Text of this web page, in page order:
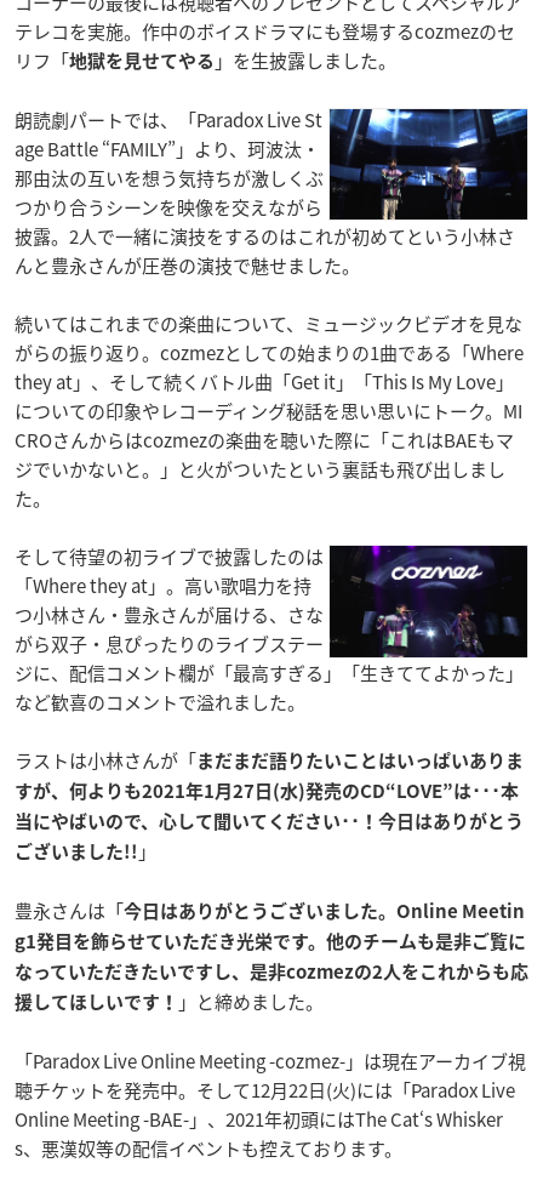
テレコを実施。作中のボイスドラマにも登場するcozmezのセ
リフ「地獄を見せてやる 」を生披露しました。
朗読劇パートでは、「Paradox Live St
age Battle “FAMILY”」より、珂波汰・
那由汰の互いを想う気持ちが激しくぶ
つかり合うシーンを映像を交えながら
披露。2人で一緒に演技をするのはこれが初めてという小林さ
んと豊永さんが圧巻の演技で魅せました。
続いてはこれまでの楽曲について、ミュージックビデオを見な
がらの振り返り。cozmezとしての始まりの1曲である「Where
they at」、そして続くバトル曲「Get it」「This Is My Love」
についての印象やレコーディング秘話を思い思いにトーク。MI
CROさんからはcozmezの楽曲を聴いた際に「これはBAEもマ
ジでいかないと。」と火がついたという裏話も飛び出しまし
た。
そして待望の初ライブで披露したのは
「Where they at」。高い歌唱力を持
つ小林さん・豊永さんが届ける、さな
がら双子・息ぴったりのライブステー
ジに、配信コメント欄が「最高すぎる」「生きててよかった」
など歓喜のコメントで溢れました。
ラストは小林さんが「まだまだ語りたいことはいっぱいありま
すが、何よりも2021年1月27日(水)発売のCD“LOVE”は･･･本
当にやばいので、心して聞いてください･･！今日はありがとう
ございました!! 」
豊永さんは「今日はありがとうございました。Online Meetin
g1発目を飾らせていただき光栄です。他のチームも是非ご覧に
なっていただきたいですし、是非cozmezの2人をこれからも応
援してほしいです！
」と締めました。
「Paradox Live Online Meeting -cozmez-」は現在アーカイブ視
聴チケットを発売中。そして12月22日(火)には「Paradox Live
Online Meeting -BAE-」、2021年初頭にはThe Cat‘s Whisker
s、悪漢奴等の配信イベントも控えております。